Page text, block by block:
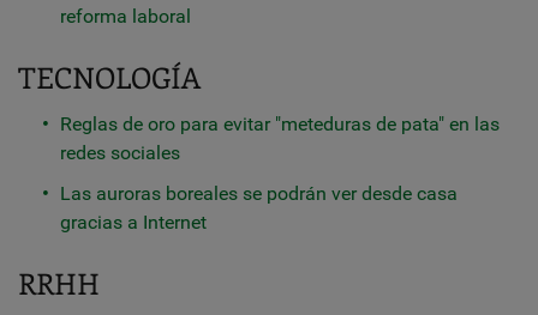
reforma laboral
TECNOLOGÍA
Reglas de oro para evitar "meteduras de pata" en las
redes sociales
Las auroras boreales se podrán ver desde casa
gracias a Internet
RRHH